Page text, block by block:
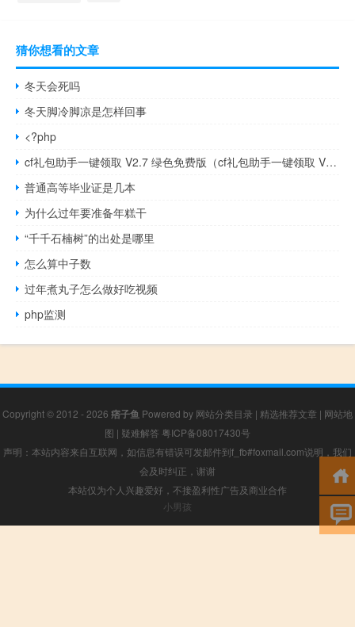
猜你想看的文章
冬天会死吗
冬天脚冷脚凉是怎样回事
<?php
cf礼包助手一键领取 V2.7 绿色免费版（cf礼包助手一键领取 V2.7 绿色免费版功能简介）
普通高等毕业证是几本
为什么过年要准备年糕干
“千千石楠树”的出处是哪里
怎么算中子数
过年煮丸子怎么做好吃视频
php监测
Copyright © 2012 - 2026 痞子鱼 Powered by 网站分类目录 | 精选推荐文章 | 网站地
图 | 疑难解答 粤ICP备08017430号
声明：本站内容来自互联网，如信息有错误可发邮件到f_fb#foxmail.com说明，我们
会及时纠正，谢谢
本站仅为个人兴趣爱好，不接盈利性广告及商业合作
小男孩